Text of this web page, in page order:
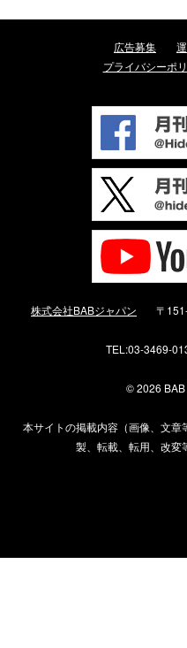
広告募集
プライバシーポ
株式会社BABジャパン
〒
TEL:03-3469-
©2026 BAB
本サイトの掲載内容（画像、文
製、転載、転用、改変